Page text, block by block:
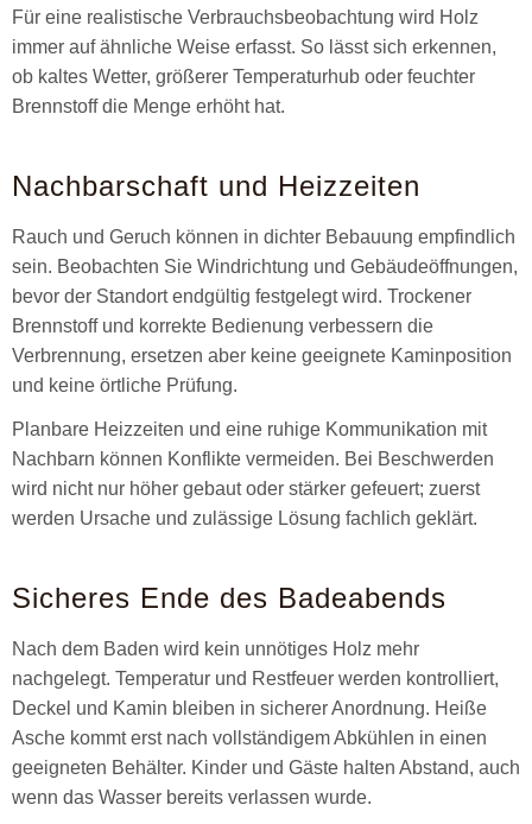
Für eine realistische Verbrauchsbeobachtung wird Holz
immer auf ähnliche Weise erfasst. So lässt sich erkennen,
ob kaltes Wetter, größerer Temperaturhub oder feuchter
Brennstoff die Menge erhöht hat.
Nachbarschaft und Heizzeiten
Rauch und Geruch können in dichter Bebauung empfindlich
sein. Beobachten Sie Windrichtung und Gebäudeöffnungen,
bevor der Standort endgültig festgelegt wird. Trockener
Brennstoff und korrekte Bedienung verbessern die
Verbrennung, ersetzen aber keine geeignete Kaminposition
und keine örtliche Prüfung.
Planbare Heizzeiten und eine ruhige Kommunikation mit
Nachbarn können Konflikte vermeiden. Bei Beschwerden
wird nicht nur höher gebaut oder stärker gefeuert; zuerst
werden Ursache und zulässige Lösung fachlich geklärt.
Sicheres Ende des Badeabends
Nach dem Baden wird kein unnötiges Holz mehr
nachgelegt. Temperatur und Restfeuer werden kontrolliert,
Deckel und Kamin bleiben in sicherer Anordnung. Heiße
Asche kommt erst nach vollständigem Abkühlen in einen
geeigneten Behälter. Kinder und Gäste halten Abstand, auch
wenn das Wasser bereits verlassen wurde.